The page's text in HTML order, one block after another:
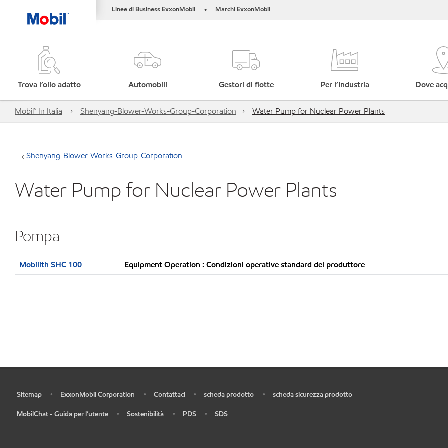
Linee di Business ExxonMobil • Marchi ExxonMobil
Trova l’olio adatto Automobili Gestori di flotte Per l’Industria Dove
Mobil™ In Italia Shenyang-Blower-Works-Group-Corporation Water Pump for Nuclear Power Plants
Shenyang-Blower-Works-Group-Corporation
Water Pump for Nuclear Power Plants
Pompa
Mobilith SHC 100 Equipment Operation : Condizioni operative standard del produttore
Sitemap • ExxonMobil Corporation • Contattaci • scheda prodotto • scheda sicurezza prodotto
MobilChat - Guida per l’utente • Sostenibilità • PDS • SDS